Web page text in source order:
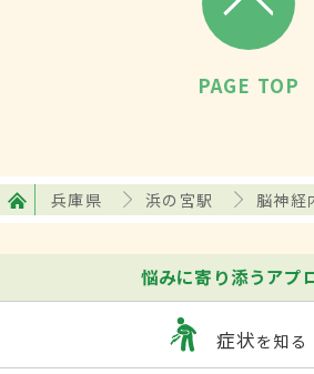
PAGE TOP
兵庫県 浜の宮駅 脳神経
悩みに寄り添うアプ
症状を知る